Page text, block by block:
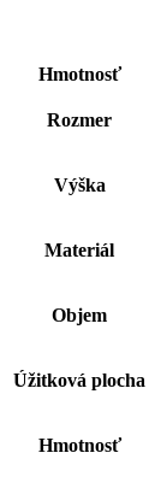
Hmotnosť
Rozmer
Výška
Materiál
Objem
Úžitková plocha
Hmotnosť